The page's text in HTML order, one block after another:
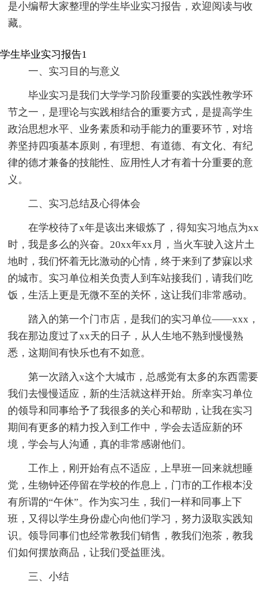
是小编帮大家整理的学生毕业实习报告，欢迎阅读与收
藏。
学生毕业实习报告1
一、实习目的与意义
毕业实习是我们大学学习阶段重要的实践性教学环
节之一，是理论与实践相结合的重要方式，是提高学生
政治思想水平、业务素质和动手能力的重要环节，对培
养坚持四项基本原则，有理想、有道德、有文化、有纪
律的德才兼备的技能性、应用性人才有着十分重要的意
义。
二、实习总结及心得体会
在学校待了x年是该出来锻炼了，得知实习地点为xx
时，我是多么的兴奋。20xx年xx月，当火车驶入这片土
地时，我们怀着无比激动的心情，终于来到了梦寐以求
的城市。实习单位相关负责人到车站接我们，请我们吃
饭，生活上更是无微不至的关怀，这让我们非常感动。
踏入的第一个门市店，是我们的实习单位——xxx，
我在那边度过了xx天的日子，从人生地不熟到慢慢熟
悉，这期间有快乐也有不如意。
第一次踏入x这个大城市，总感觉有太多的东西需要
我们去慢慢适应，新的生活就这样开始。所幸实习单位
的领导和同事给予了我很多的关心和帮助，让我在实习
期间有更多的精力投入到工作中，学会去适应新的环
境，学会与人沟通，真的非常感谢他们。
工作上，刚开始有点不适应，上早班一回来就想睡
觉，生物钟还停留在学校的作息上，门市的工作根本没
有所谓的“午休”。作为实习生，我们一样和同事上下
班，又得以学生身份虚心向他们学习，努力汲取实践知
识。领导同事们也经常教我们销售，教我们泡茶，教我
们如何摆放商品，让我们受益匪浅。
三、小结